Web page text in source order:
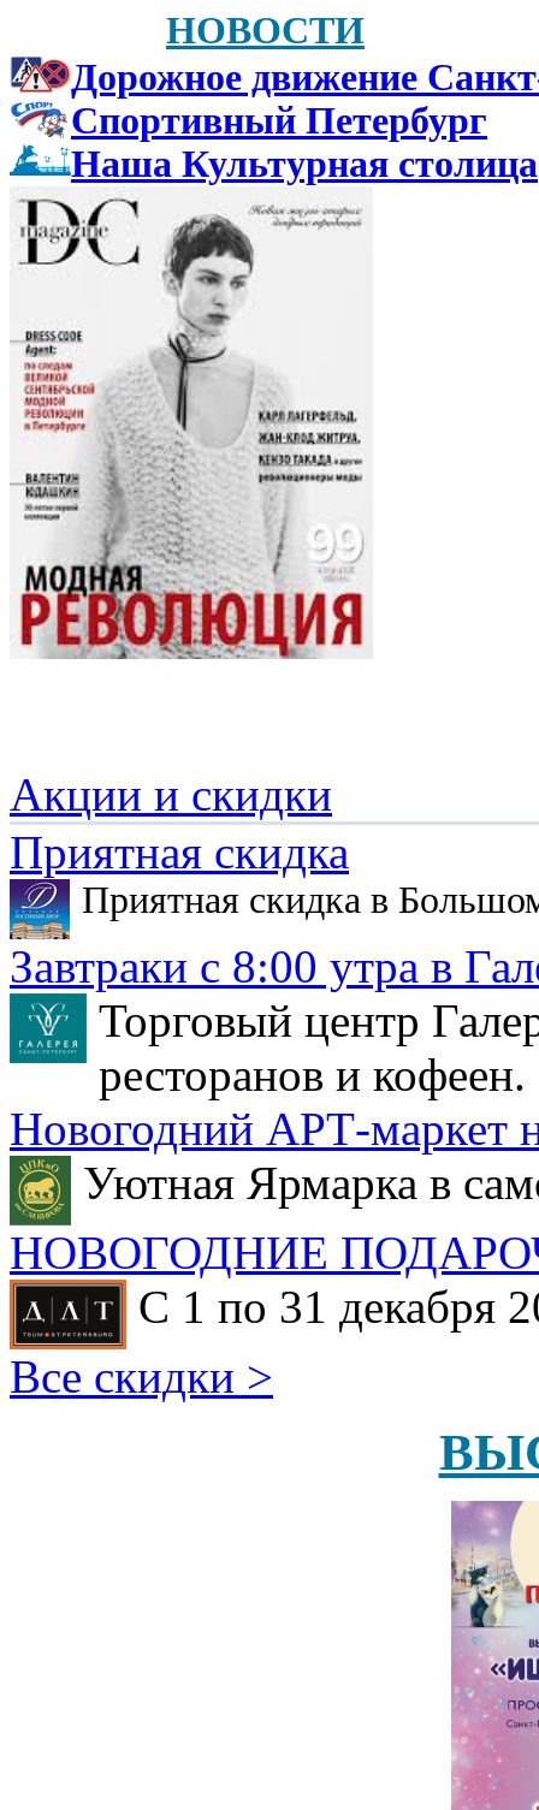
НОВОСТИ
Дорожное движение
Спортивный Петербург
Наша Культурная столица
Акции и скидки
Приятная скидка
Приятная скидка в
Завтраки с 8:00 утра в
Торговый центр
ресторанов и кофеен.
Новогодний АРТ-маркет
Уютная Ярмарка в
НОВОГОДНИЕ
С 1 по 31 декабря
Все скидки >